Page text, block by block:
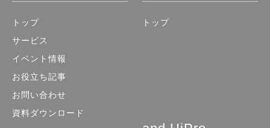
トップ
サービス
イベント情報
お役立ち記事
お問い合わせ
資料ダウンロード
トップ